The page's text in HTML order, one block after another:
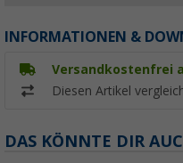
INFORMATIONEN &
Versandkostenfrei
Diesen Artikel
DAS KÖNNTE DIR